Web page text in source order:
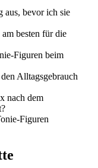
aus, bevor ich sie
besten für die
Figuren beim
Alltagsgebrauch
nach dem
Figuren